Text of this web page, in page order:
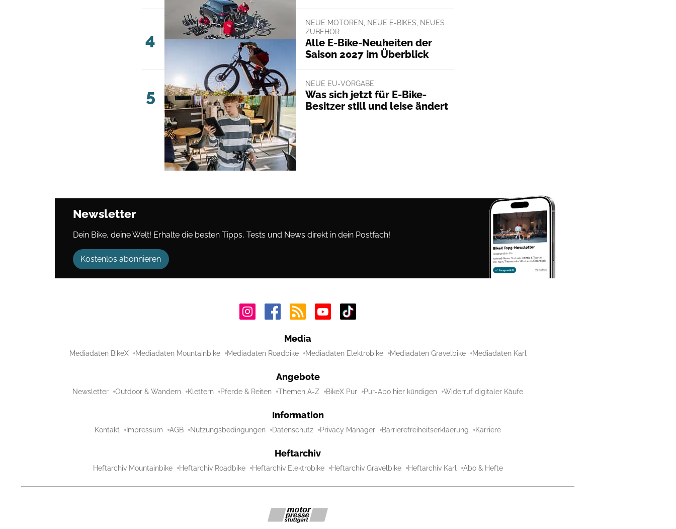
4
NEUE MOTOREN, NEUE E-BIKES, NEUES
ZUBEHÖR
Alle E-Bike-Neuheiten der
Saison 2027 im Überblick
5
NEUE EU-VORGABE
Was sich jetzt für E-Bike-
Besitzer still und leise ändert
Newsletter
Dein Bike, deine Welt! Erhalte die besten Tipps, Tests und News direkt in dein Postfach!
Kostenlos abonnieren
Media
Mediadaten BikeX Mediadaten Mountainbike Mediadaten Roadbike Mediadaten Elektrobike Mediadaten Gravelbike Mediadaten Karl
Angebote
Newsletter Outdoor & Wandern Klettern Pferde & Reiten Themen A-Z BikeX Pur Pur-Abo hier kündigen Widerruf digitaler Käufe
Information
Kontakt Impressum AGB Nutzungsbedingungen Datenschutz Privacy Manager Barrierefreiheitserklaerung Karriere
Heftarchiv
Heftarchiv Mountainbike Heftarchiv Roadbike Heftarchiv Elektrobike Heftarchiv Gravelbike Heftarchiv Karl Abo & Hefte